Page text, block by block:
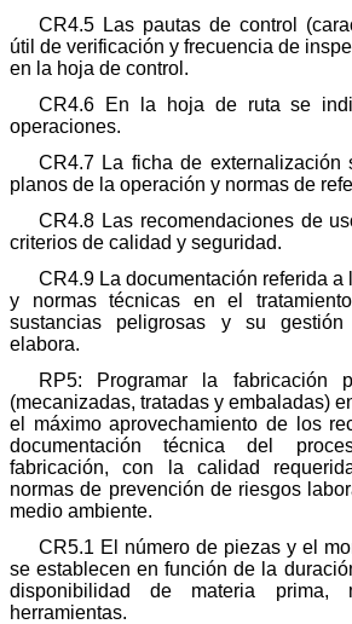
CR4.5 Las pautas de control
útil de verificación y frecuencia de
en la hoja de control.
CR4.6 En la hoja de ruta se
operaciones.
CR4.7 La ficha de externalización
planos de la operación y normas de
CR4.8 Las recomendaciones de
criterios de calidad y seguridad.
CR4.9 La documentación referida a
y normas técnicas en el
sustancias peligrosas y su gestión
elabora.
RP5: Programar la fabricación
(mecanizadas, tratadas y embaladas)
el máximo aprovechamiento de los
documentación técnica del
fabricación, con la calidad
normas de prevención de riesgos
medio ambiente.
CR5.1 El número de piezas y el
se establecen en función de la
disponibilidad de materia prima,
herramientas.